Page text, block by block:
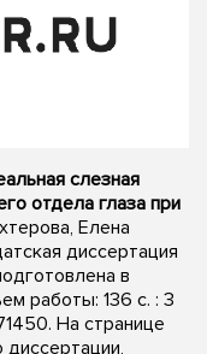
слезная
отдела глаза при
Елена
диссертация
в
работы: 136 с. : 3
На странице